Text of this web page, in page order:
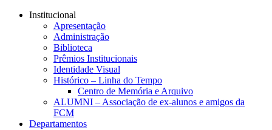
Conteúdo principal
Institucional
Apresentação
Administração
Biblioteca
Prêmios Institucionais
Identidade Visual
Histórico – Linha do Tempo
Centro de Memória e Arquivo
ALUMNI – Associação de ex-alunos e amigos da
FCM
Departamentos